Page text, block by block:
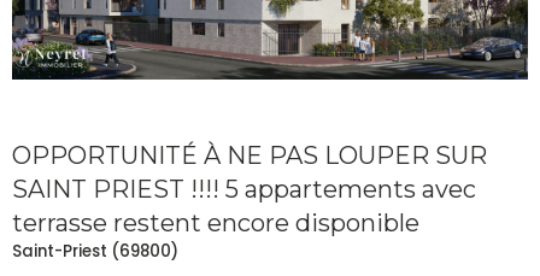
OPPORTUNITÉ À NE PAS LOUPER SUR
SAINT PRIEST !!!! 5 appartements avec
terrasse restent encore disponible
Saint-Priest (69800)